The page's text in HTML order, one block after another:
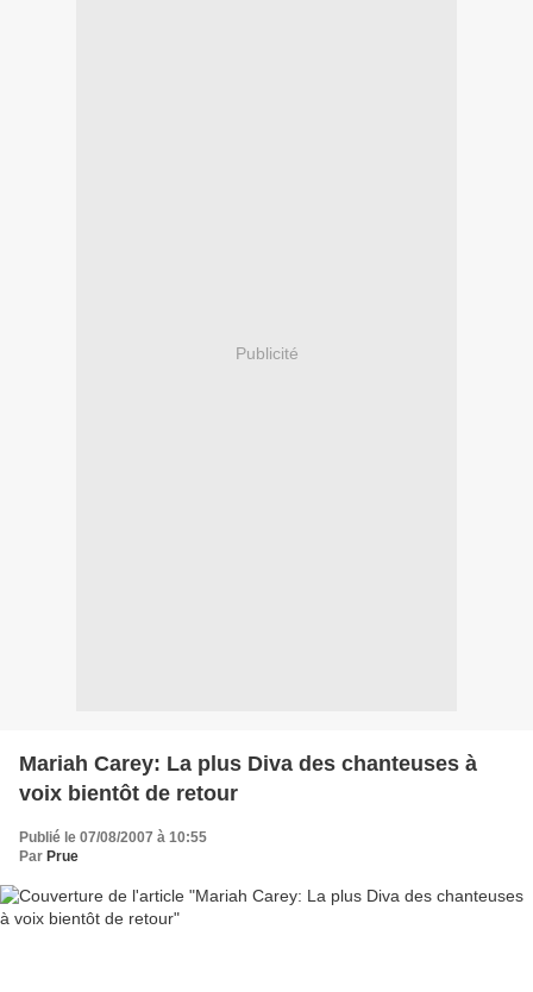
Publicité
Mariah Carey: La plus Diva des chanteuses à
voix bientôt de retour
Publié le 07/08/2007 à 10:55
Par Prue